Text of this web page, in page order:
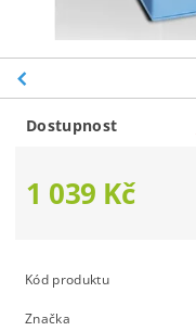
Dostupnost
1 039 Kč
Kód produktu
Značka